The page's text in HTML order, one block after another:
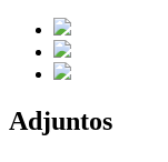
Adjuntos